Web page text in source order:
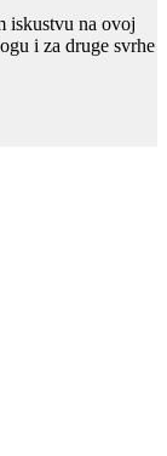
iskustvu na ovoj
i za druge svrhe